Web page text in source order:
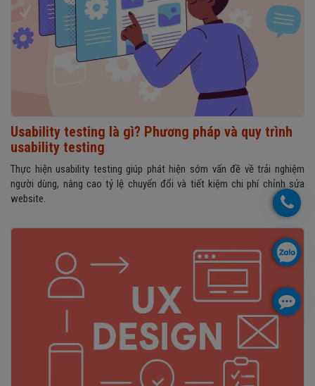
Usability testing là gì? Phương pháp và quy trình
usability testing
Thực hiện usability testing giúp phát hiện sớm vấn đề về trải nghiệm
người dùng, nâng cao tỷ lệ chuyển đổi và tiết kiệm chi phí chỉnh sửa
website.